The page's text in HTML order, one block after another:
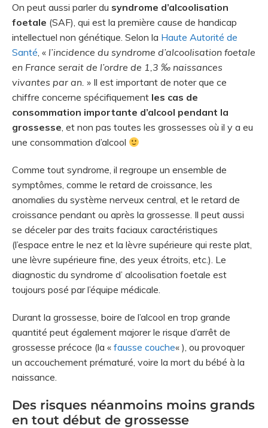
On peut aussi parler du syndrome d’alcoolisation
foetale (SAF), qui est la première cause de handicap
intellectuel non génétique. Selon la Haute Autorité de
Santé, « l’incidence du syndrome d’alcoolisation foetale
en France serait de l’ordre de 1,3 ‰ naissances
vivantes par an. » Il est important de noter que ce
chiffre concerne spécifiquement les cas de
consommation importante d’alcool pendant la
grossesse, et non pas toutes les grossesses où il y a eu
une consommation d’alcool
Comme tout syndrome, il regroupe un ensemble de
symptômes, comme le retard de croissance, les
anomalies du système nerveux central, et le retard de
croissance pendant ou après la grossesse. Il peut aussi
se déceler par des traits faciaux caractéristiques
(l’espace entre le nez et la lèvre supérieure qui reste plat,
une lèvre supérieure fine, des yeux étroits, etc.). Le
diagnostic du syndrome d’ alcoolisation foetale est
toujours posé par l’équipe médicale.
Durant la grossesse, boire de l’alcool en trop grande
quantité peut également majorer le risque d’arrêt de
grossesse précoce (la « fausse couche« ), ou provoquer
un accouchement prématuré, voire la mort du bébé à la
naissance.
Des risques néanmoins moins grands
en tout début de grossesse